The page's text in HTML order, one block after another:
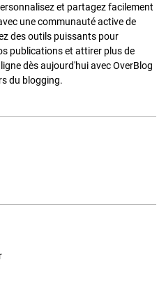
et partagez facilement
une communauté active de
des outils puissants pour
publications et attirer plus de
dès aujourd'hui avec OverBlog
du blogging.